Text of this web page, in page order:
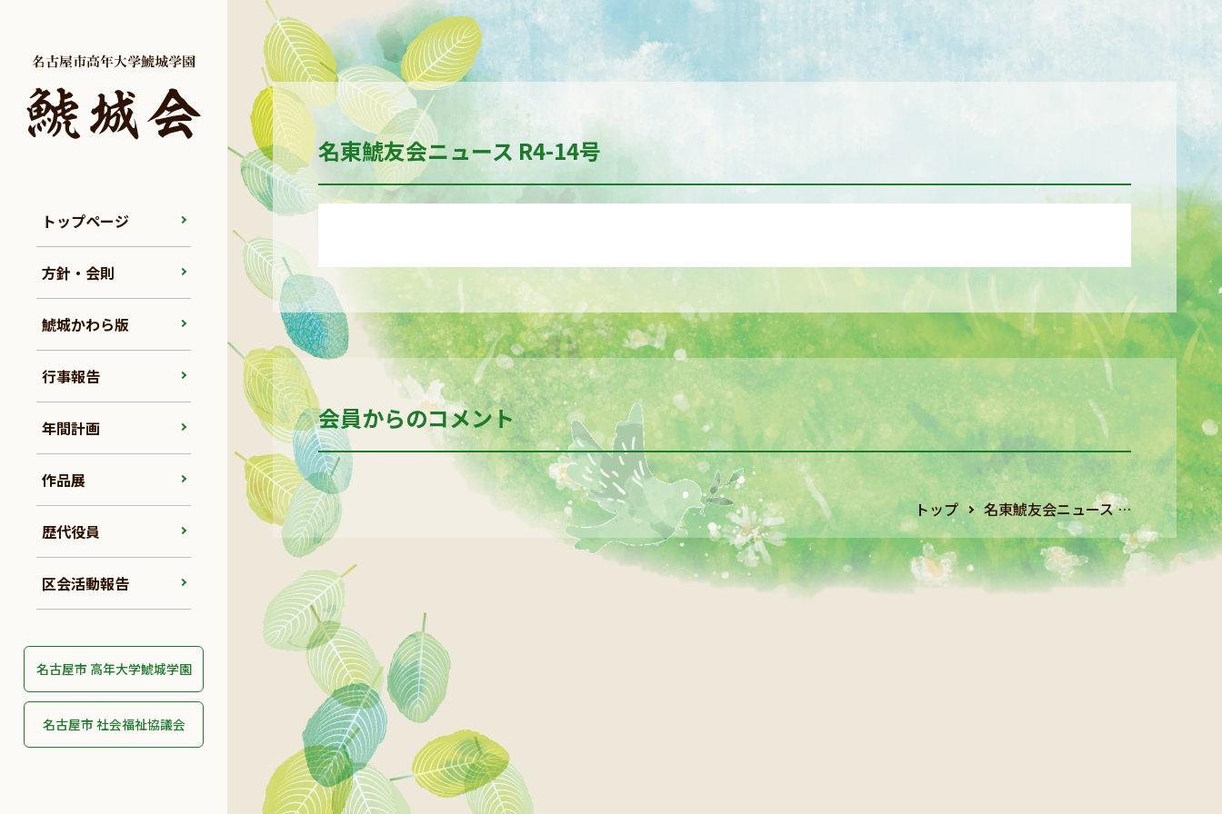
トップページ
方針・会則
鯱城かわら版
行事報告
年間計画
作品展
歴代役員
区会活動報告
名古屋市 高年大学鯱城学園
名古屋市 社会福祉協議会
名東鯱友会ニュース R4-14号
会員からのコメント
トップ 名東鯱友会ニュース …